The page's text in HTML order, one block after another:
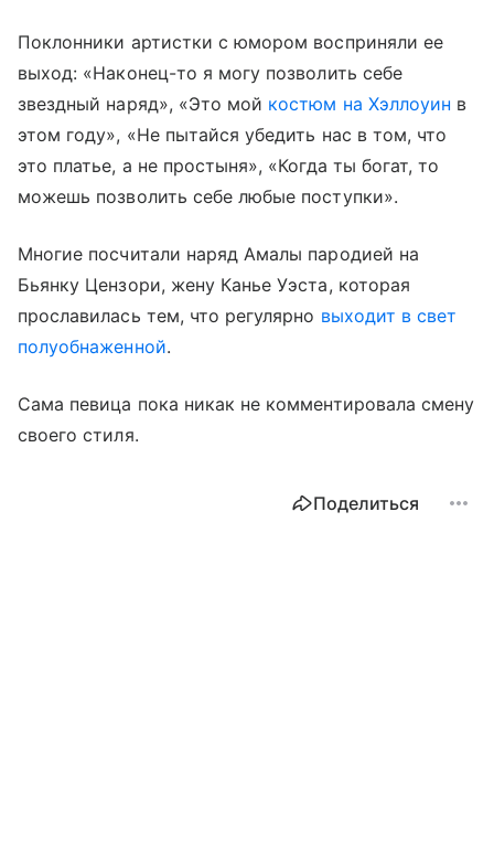
Поклонники артистки с юмором восприняли ее
выход: «Наконец-то я могу позволить себе
звездный наряд», «Это мой костюм на Хэллоуин в
этом году», «Не пытайся убедить нас в том, что
это платье, а не простыня», «Когда ты богат, то
можешь позволить себе любые поступки».
Многие посчитали наряд Амалы пародией на
Бьянку Цензори, жену Канье Уэста, которая
прославилась тем, что регулярно выходит в свет
полуобнаженной.
Сама певица пока никак не комментировала смену
своего стиля.
Поделиться